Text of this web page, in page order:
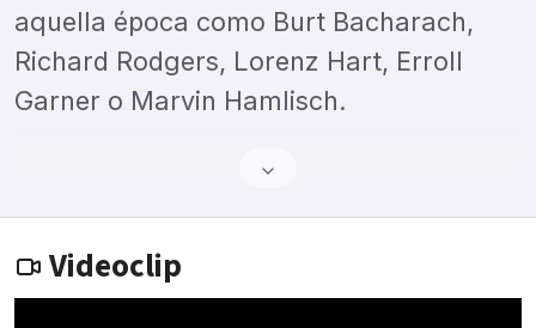
aquella época como Burt Bacharach,
Richard Rodgers, Lorenz Hart, Erroll
Garner o Marvin Hamlisch.
Videoclip